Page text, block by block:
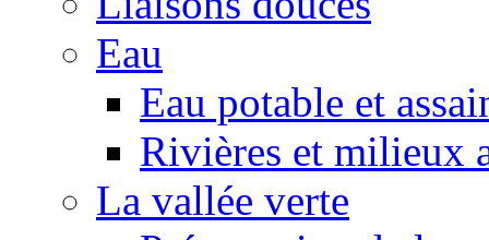
Eau
Eau potable et
Rivières et milieux
La vallée verte